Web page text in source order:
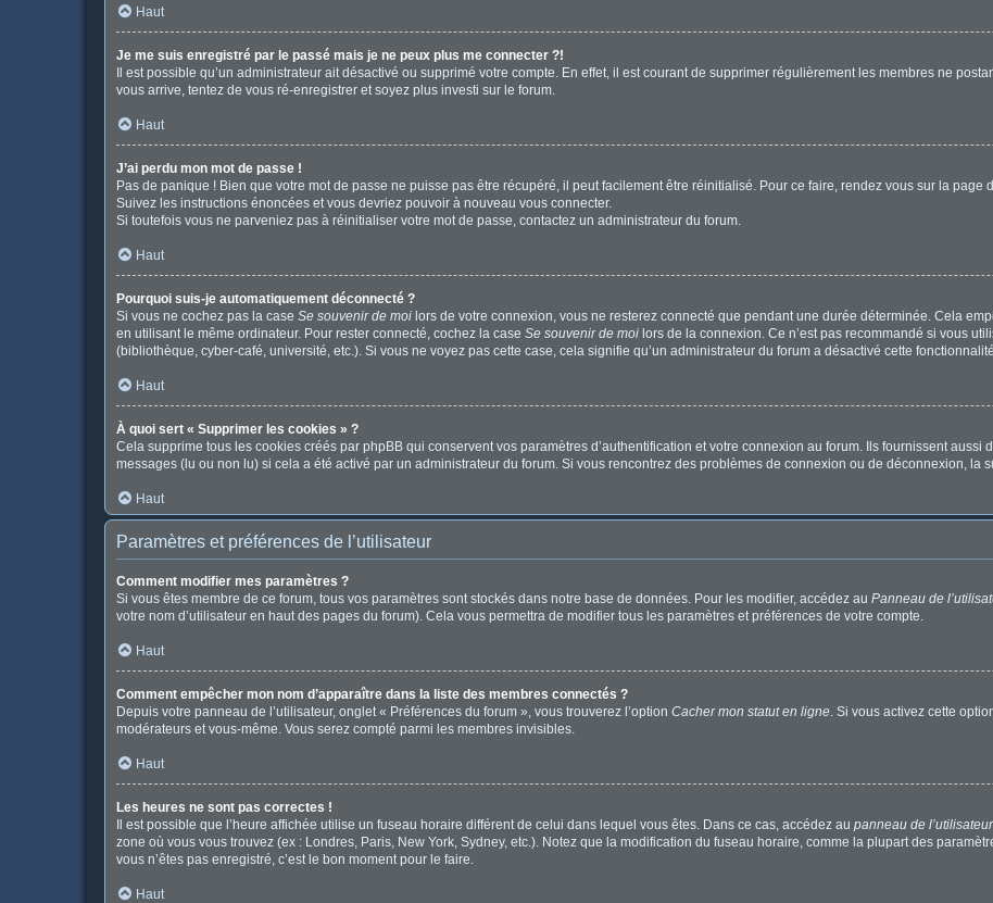
Haut
Je me suis enregistré par le passé mais je ne peux plus me connecter ?!
Il est possible qu’un administrateur ait désactivé ou supprimé votre compte. En effet, il est courant de supprimer régulièrement les membres ne
vous arrive, tentez de vous ré-enregistrer et soyez plus investi sur le forum.
Haut
J’ai perdu mon mot de passe !
Pas de panique ! Bien que votre mot de passe ne puisse pas être récupéré, il peut facilement être réinitialisé. Pour ce faire, rendez vous sur la page
Suivez les instructions énoncées et vous devriez pouvoir à nouveau vous connecter.
Si toutefois vous ne parveniez pas à réinitialiser votre mot de passe, contactez un administrateur du forum.
Haut
Pourquoi suis-je automatiquement déconnecté ?
Si vous ne cochez pas la case Se souvenir de moi lors de votre connexion, vous ne resterez connecté que pendant une durée déterminée. Cela
en utilisant le même ordinateur. Pour rester connecté, cochez la case Se souvenir de moi lors de la connexion. Ce n’est pas recommandé si vous
(bibliothèque, cyber-café, université, etc.). Si vous ne voyez pas cette case, cela signifie qu’un administrateur du forum a désactivé cette
Haut
À quoi sert « Supprimer les cookies » ?
Cela supprime tous les cookies créés par phpBB qui conservent vos paramètres d’authentification et votre connexion au forum. Ils fournissent
messages (lu ou non lu) si cela a été activé par un administrateur du forum. Si vous rencontrez des problèmes de connexion ou de déconnexion, la
Haut
Paramètres et préférences de l’utilisateur
Comment modifier mes paramètres ?
Si vous êtes membre de ce forum, tous vos paramètres sont stockés dans notre base de données. Pour les modifier, accédez au Panneau de
votre nom d’utilisateur en haut des pages du forum). Cela vous permettra de modifier tous les paramètres et préférences de votre compte.
Haut
Comment empêcher mon nom d’apparaître dans la liste des membres connectés ?
Depuis votre panneau de l’utilisateur, onglet « Préférences du forum », vous trouverez l’option Cacher mon statut en ligne. Si vous activez cette
modérateurs et vous-même. Vous serez compté parmi les membres invisibles.
Haut
Les heures ne sont pas correctes !
Il est possible que l’heure affichée utilise un fuseau horaire différent de celui dans lequel vous êtes. Dans ce cas, accédez au panneau de l’utilisateur
zone où vous vous trouvez (ex : Londres, Paris, New York, Sydney, etc.). Notez que la modification du fuseau horaire, comme la plupart des
vous n’êtes pas enregistré, c’est le bon moment pour le faire.
Haut